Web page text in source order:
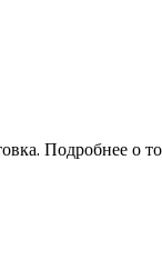
Подробнее о